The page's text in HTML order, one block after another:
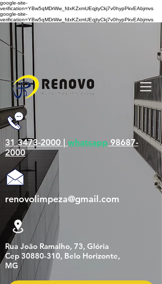
google-site-
verification=YBw5qMDrWw_fdxKZxmUEqjtyCkj7v0hypPkvEAbjmvs
google-site-
verification=YBw5qMDrWw_fdxKZxmUEqjtyCkj7v0hypPkvEAbjmvs
31 3473-2000 | whatsapp 98687-
2000
renovolimpeza@gmail.com
Rua João Ramalho, 73, Glória
Cep 30880-310, Belo Horizonte,
MG